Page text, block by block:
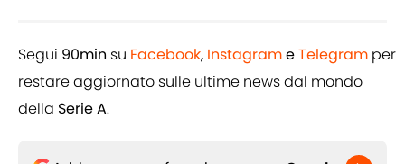
Segui 90min su Facebook, InstagrameTelegram per
restare aggiornato sulle ultime news dal mondo
della Serie A.